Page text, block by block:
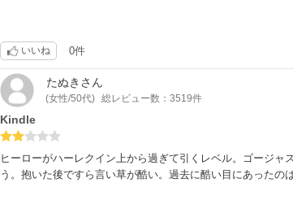
いいね 0件
たぬき さん
(女性/50代) 総レビュー数：3519件
Kindle
ヒーローがハーレクイン上から過ぎて引くレベル。ゴージ
う。抱いた後ですら言い草が酷い。過去に酷い目にあったの